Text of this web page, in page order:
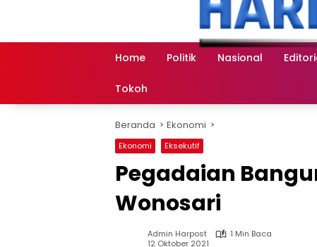
Home Politik Nasional
Tokoh
Beranda Ekonomi
Ekonomi Eksekutif
Pegadaian
Wonosari
Admin Harpost
1 Min Baca
12 Oktober 2021